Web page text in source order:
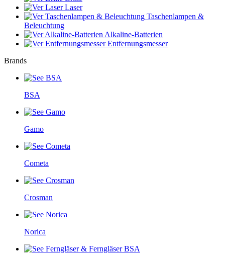
Laser
Taschenlampen &
Beleuchtung
Alkaline-Batterien
Entfernungsmesser
Brands
BSA
Gamo
Cometa
Crosman
Norica